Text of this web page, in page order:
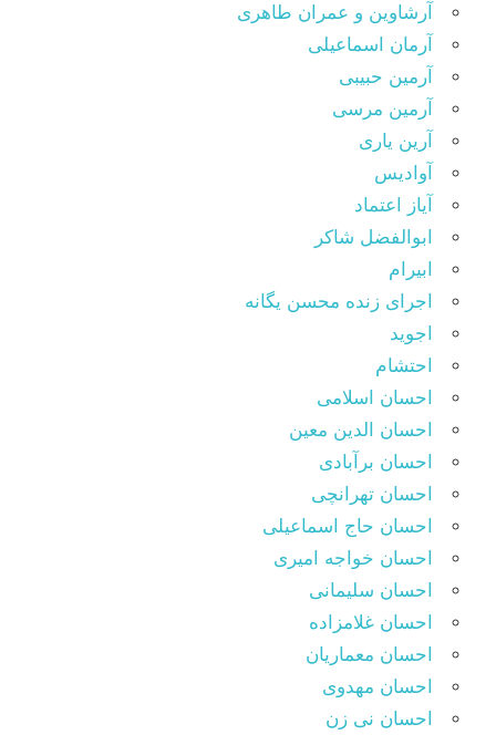
آرشاوین و عمران طاهری
آرمان اسماعیلی
آرمین حبیبی
آرمین مرسی
آرین یاری
آوادیس
آیاز اعتماد
ابوالفضل شاکر
ابیرام
اجرای زنده محسن یگانه
اجوید
احتشام
احسان اسلامی
احسان الدین معین
احسان برآبادی
احسان تهرانچی
احسان حاج اسماعیلی
احسان خواجه امیری
احسان سلیمانی
احسان غلامزاده
احسان معماریان
احسان مهدوی
احسان نی زن